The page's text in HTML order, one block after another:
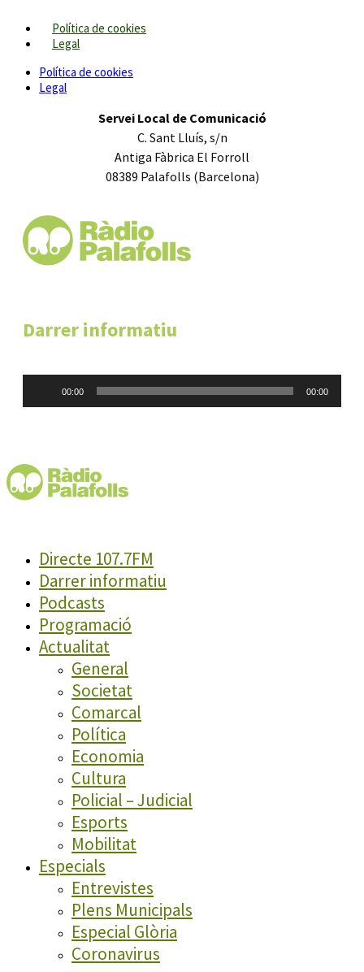
Política de cookies
Legal
Política de cookies
Legal
Servei Local de Comunicació
C. Sant Lluís, s/n
Antiga Fàbrica El Forroll
08389 Palafolls (Barcelona)
Darrer informatiu
00:00 00:00
Directe 107.7FM
Darrer informatiu
Podcasts
Programació
Actualitat
General
Societat
Comarcal
Política
Economia
Cultura
Policial – Judicial
Esports
Mobilitat
Especials
Entrevistes
Plens Municipals
Especial Glòria
Coronavirus